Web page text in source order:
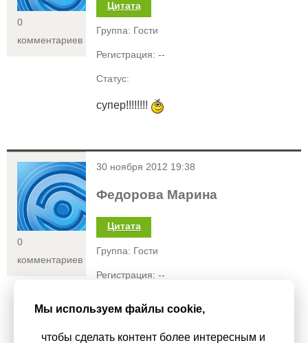
0
комментариев
Цитата
Группа: Гости
Регистрация: --
Статус:
супер!!!!!!!!
0
комментариев
30 ноября 2012 19:38
Федорова Марина
Цитата
Группа: Гости
Регистрация: --
Мы используем файлы cookie,
чтобы сделать контент более интересным и